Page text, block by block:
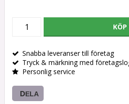
KÖP
Snabba leveranser till företag
Tryck & märkning med
Personlig service
DELA